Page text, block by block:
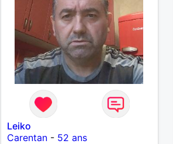
Leiko
Carentan- 52 ans